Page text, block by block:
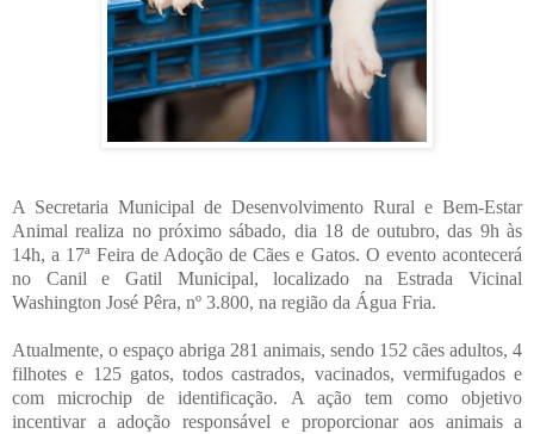
A Secretaria Municipal de Desenvolvimento Rural e Bem-Estar
Animal realiza no próximo sábado, dia 18 de outubro, das 9h às
14h, a 17ª Feira de Adoção de Cães e Gatos. O evento acontecerá
no Canil e Gatil Municipal, localizado na Estrada Vicinal
Washington José Pêra, nº 3.800, na região da Água Fria.
Atualmente, o espaço abriga 281 animais, sendo 152 cães adultos, 4
filhotes e 125 gatos, todos castrados, vacinados, vermifugados e
com microchip de identificação. A ação tem como objetivo
incentivar a adoção responsável e proporcionar aos animais a